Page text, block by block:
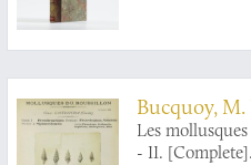
Bucquoy, M.
and G. F.
Les
- II. [Complete].